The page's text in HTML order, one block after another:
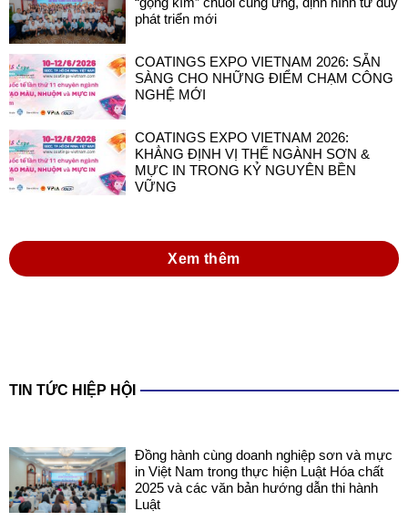
phát triển mới
COATINGS EXPO VIETNAM 2026: SẴN
SÀNG CHO NHỮNG ĐIỂM CHẠM CÔNG
NGHỆ MỚI
COATINGS EXPO VIETNAM 2026:
KHẲNG ĐỊNH VỊ THẾ NGÀNH SƠN &
MỰC IN TRONG KỶ NGUYÊN BỀN
VỮNG
Xem thêm
TIN TỨC HIỆP HỘI
Đồng hành cùng doanh nghiệp sơn và mực
in Việt Nam trong thực hiện Luật Hóa chất
2025 và các văn bản hướng dẫn thi hành
Luật